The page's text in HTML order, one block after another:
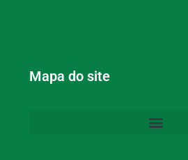
Mapa do site